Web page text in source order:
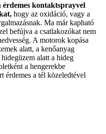
érdemes kontaktsprayvel
hogy az oxidáció, vagy a
Ma már kapható
befújva a csatlakozókat nem
A motorok kopása
alatt, a kenőanyag
alatt a hideg
a hengerekbe
érdemes a tél közeledtével